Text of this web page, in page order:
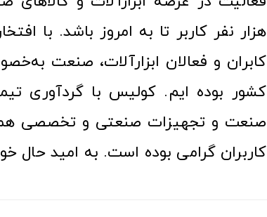
هزار نفر کاربر تا به امروز باشد. با
کابران و فعالان ابزارآلات، صنعت
کشور بوده ایم. کولیس با گردآوری
صنعت و تجهیزات صنعتی و تخصصی
کاربران گرامی بوده است. به امید حال